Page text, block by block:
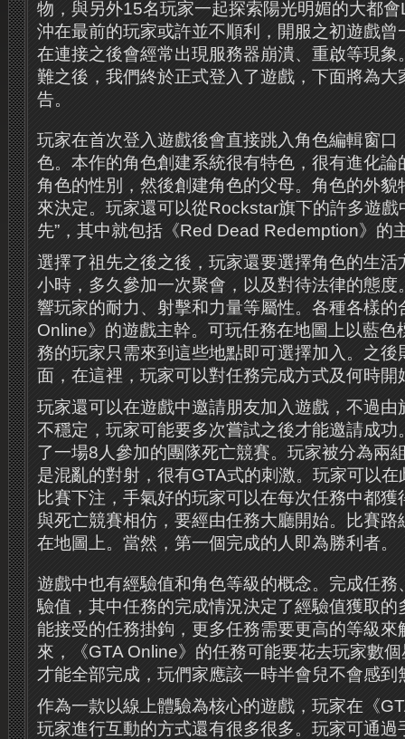
物，與另外15名玩家一起探索陽光明媚的大都
沖在最前的玩家或許並不順利，開服之初遊戲曾
在連接之後會經常出現服務器崩潰、重啟等現象
難之後，我們終於正式登入了遊戲，下面將為大
告。
玩家在首次登入遊戲後會直接跳入角色編輯窗口
色。本作的角色創建系統很有特色，很有進化論
角色的性別，然後創建角色的父母。角色的外貌
來決定。玩家還可以從Rockstar旗下的許多遊戲
先”，其中就包括《Red Dead Redemption》的
選擇了祖先之後之後，玩家還要選擇角色的生活
小時，多久參加一次聚會，以及對待法律的態度
響玩家的耐力、射擊和力量等屬性。各種各樣的
Online》的遊戲主幹。可玩任務在地圖上以藍色
務的玩家只需來到這些地點即可選擇加入。之後
面，在這裡，玩家可以對任務完成方式及何時開
玩家還可以在遊戲中邀請朋友加入遊戲，不過由
不穩定，玩家可能要多次嘗試之後才能邀請成功
了一場8人參加的團隊死亡競賽。玩家被分為兩
是混亂的對射，很有GTA式的刺激。玩家可以
比賽下注，手氣好的玩家可以在每次任務中都
與死亡競賽相仿，要經由任務大廳開始。比賽路
在地圖上。當然，第一個完成的人即為勝利者。
遊戲中也有經驗值和角色等級的概念。完成任務
驗值，其中任務的完成情況決定了經驗值獲取的
能接受的任務掛鉤，更多任務需要更高的等級來
來，《GTA Online》的任務可能要花去玩家數
才能全部完成，玩們家應該一時半會兒不會感到
作為一款以線上體驗為核心的遊戲，玩家在《
玩家進行互動的方式還有很多很多。玩家可通過